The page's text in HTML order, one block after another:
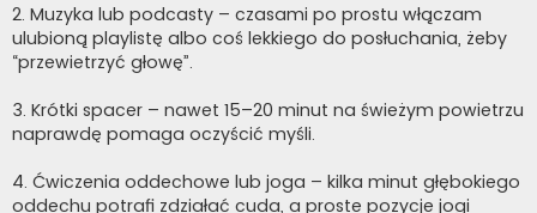
2. Muzyka lub podcasty – czasami po prostu włączam
ulubioną playlistę albo coś lekkiego do posłuchania, żeby
“przewietrzyć głowę”.
3. Krótki spacer – nawet 15–20 minut na świeżym powietrzu
naprawdę pomaga oczyścić myśli.
4. Ćwiczenia oddechowe lub joga – kilka minut głębokiego
oddechu potrafi zdziałać cuda, a proste pozycje jogi